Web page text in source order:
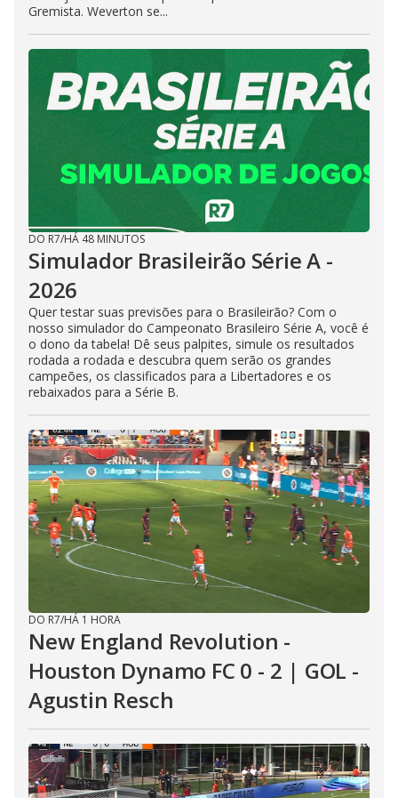
Gremista. Weverton se...
DO R7/HÁ 48 MINUTOS
Simulador Brasileirão Série A -
2026
Quer testar suas previsões para o Brasileirão? Com o
nosso simulador do Campeonato Brasileiro Série A, você é
o dono da tabela! Dê seus palpites, simule os resultados
rodada a rodada e descubra quem serão os grandes
campeões, os classificados para a Libertadores e os
rebaixados para a Série B.
DO R7/HÁ 1 HORA
New England Revolution -
Houston Dynamo FC 0 - 2 | GOL -
Agustin Resch